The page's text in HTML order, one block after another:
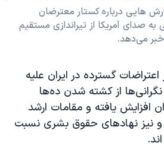
رهبری ایران
هایی درباره کستار معترضان
صدای آمریکا از تیراندازی مستقیم
خبر می‌دهد.
گسترده در ایران علیه
نگرانی‌ها از کشته شدن ده‌‌‌ها
افزایش یافته و مقامات ارشد
و نیز نهادهای حقوق بشری نسبت